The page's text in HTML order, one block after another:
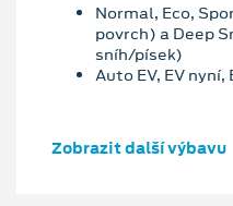
Normal, Eco,
povrch) a Deep
sníh/písek)
Auto EV, EV nyní,
Zobrazit další výbavu